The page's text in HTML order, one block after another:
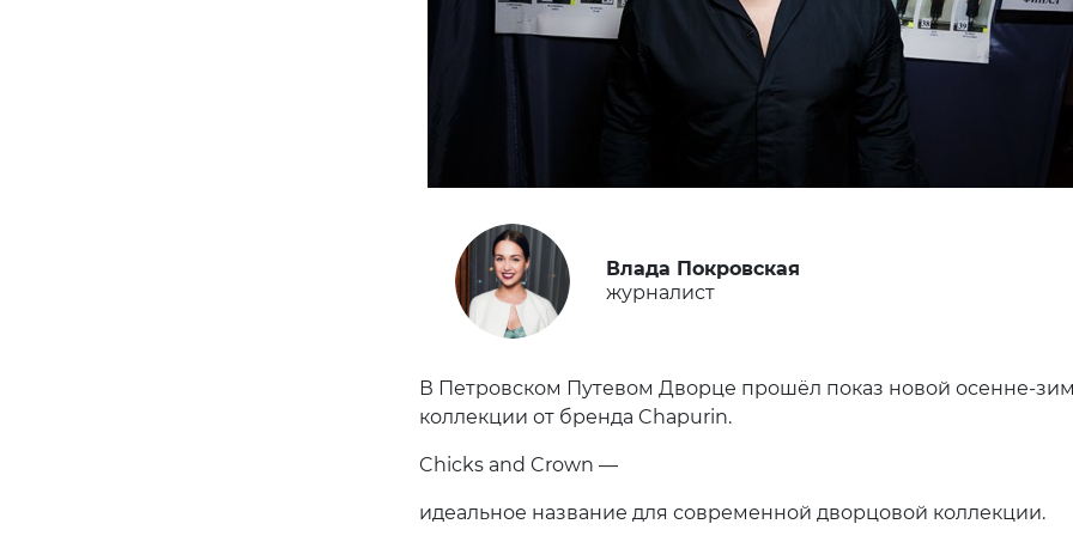
Влада Покровская
журналист
В Петровском Путевом Дворце прошёл показ новой осенне-
коллекции от бренда Chapurin.
Chicks and Crown —
идеальное название для современной дворцовой коллекции.